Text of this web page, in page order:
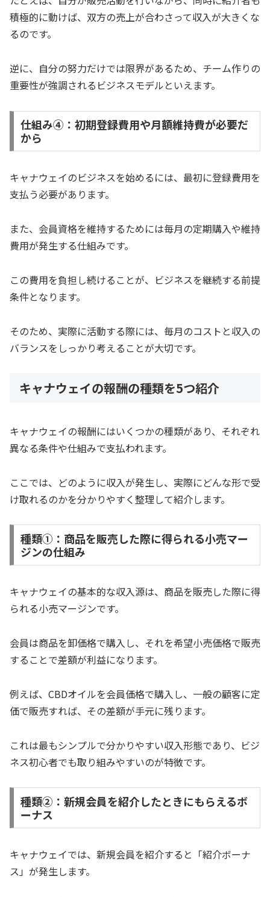
積極的に動けば、双方の売上が合わさって収入が大きくな
るのです。
逆に、自分の努力だけでは限界があるため、チーム作りの
重要性が強調されるビジネスモデルといえます。
仕組み④：初期登録費用や月額維持費が必要だ
から
キャナウェイのビジネスを始めるには、最初に登録費用を
支払う必要があります。
また、会員資格を維持するためには毎月の定期購入や維持
費用が発生する仕組みです。
この費用を負担し続けることが、ビジネスを継続する前提
条件となります。
そのため、実際に活動する際には、毎月のコストと収入の
バランスをしっかり考えることが大切です。
キャナウェイの報酬の種類を5つ紹介
キャナウェイの報酬にはいくつかの種類があり、それぞれ
異なる条件や仕組みで支払われます。
ここでは、どのように収入が発生し、実際にどんな形で受
け取れるのかを分かりやすく整理して紹介します。
種類①：商品を販売した際に得られる小売マー
ジンの仕組み
キャナウェイの基本的な収入源は、商品を販売した際に得
られる小売マージンです。
会員は商品を卸価格で購入し、それを希望小売価格で販売
することで差額が利益になります。
例えば、CBDオイルを会員価格で購入し、一般の顧客に定
価で販売すれば、その差額が手元に残ります。
これは最もシンプルで分かりやすい収入形態であり、ビジ
ネス初心者でも取り組みやすいのが特徴です。
種類②：新規会員を紹介したときにもらえるボ
ーナス
キャナウェイでは、新規会員を紹介すると「紹介ボーナ
ス」が発生します。